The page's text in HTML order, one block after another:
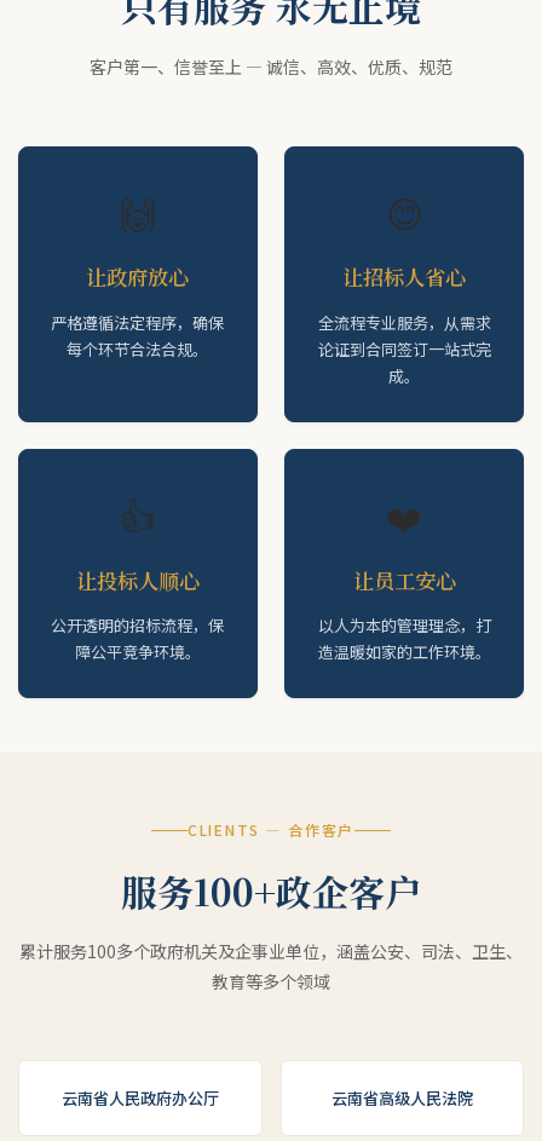
客户第一、信誉至上 — 诚信、高效、优质、规范
🙌
让政府放心
严格遵循法定程序，确保
每个环节合法合规。
😊
让招标人省心
全流程专业服务，从需求
论证到合同签订一站式完
成。
👍
让投标人顺心
公开透明的招标流程，保
障公平竞争环境。
❤️
让员工安心
以人为本的管理理念，打
造温暖如家的工作环境。
CLIENTS — 合作客户
服务100+政企客户
累计服务100多个政府机关及企事业单位，涵盖公安、司法、卫生、
教育等多个领域
云南省人民政府办公厅 云南省高级人民法院